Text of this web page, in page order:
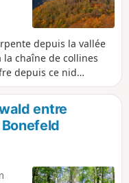
depuis la vallée
chaîne de collines
depuis ce nid
de rêve sur la vallée
de schiste et de
une frontière
en plus
Des sentiers naturels,
asphaltés dans
entre